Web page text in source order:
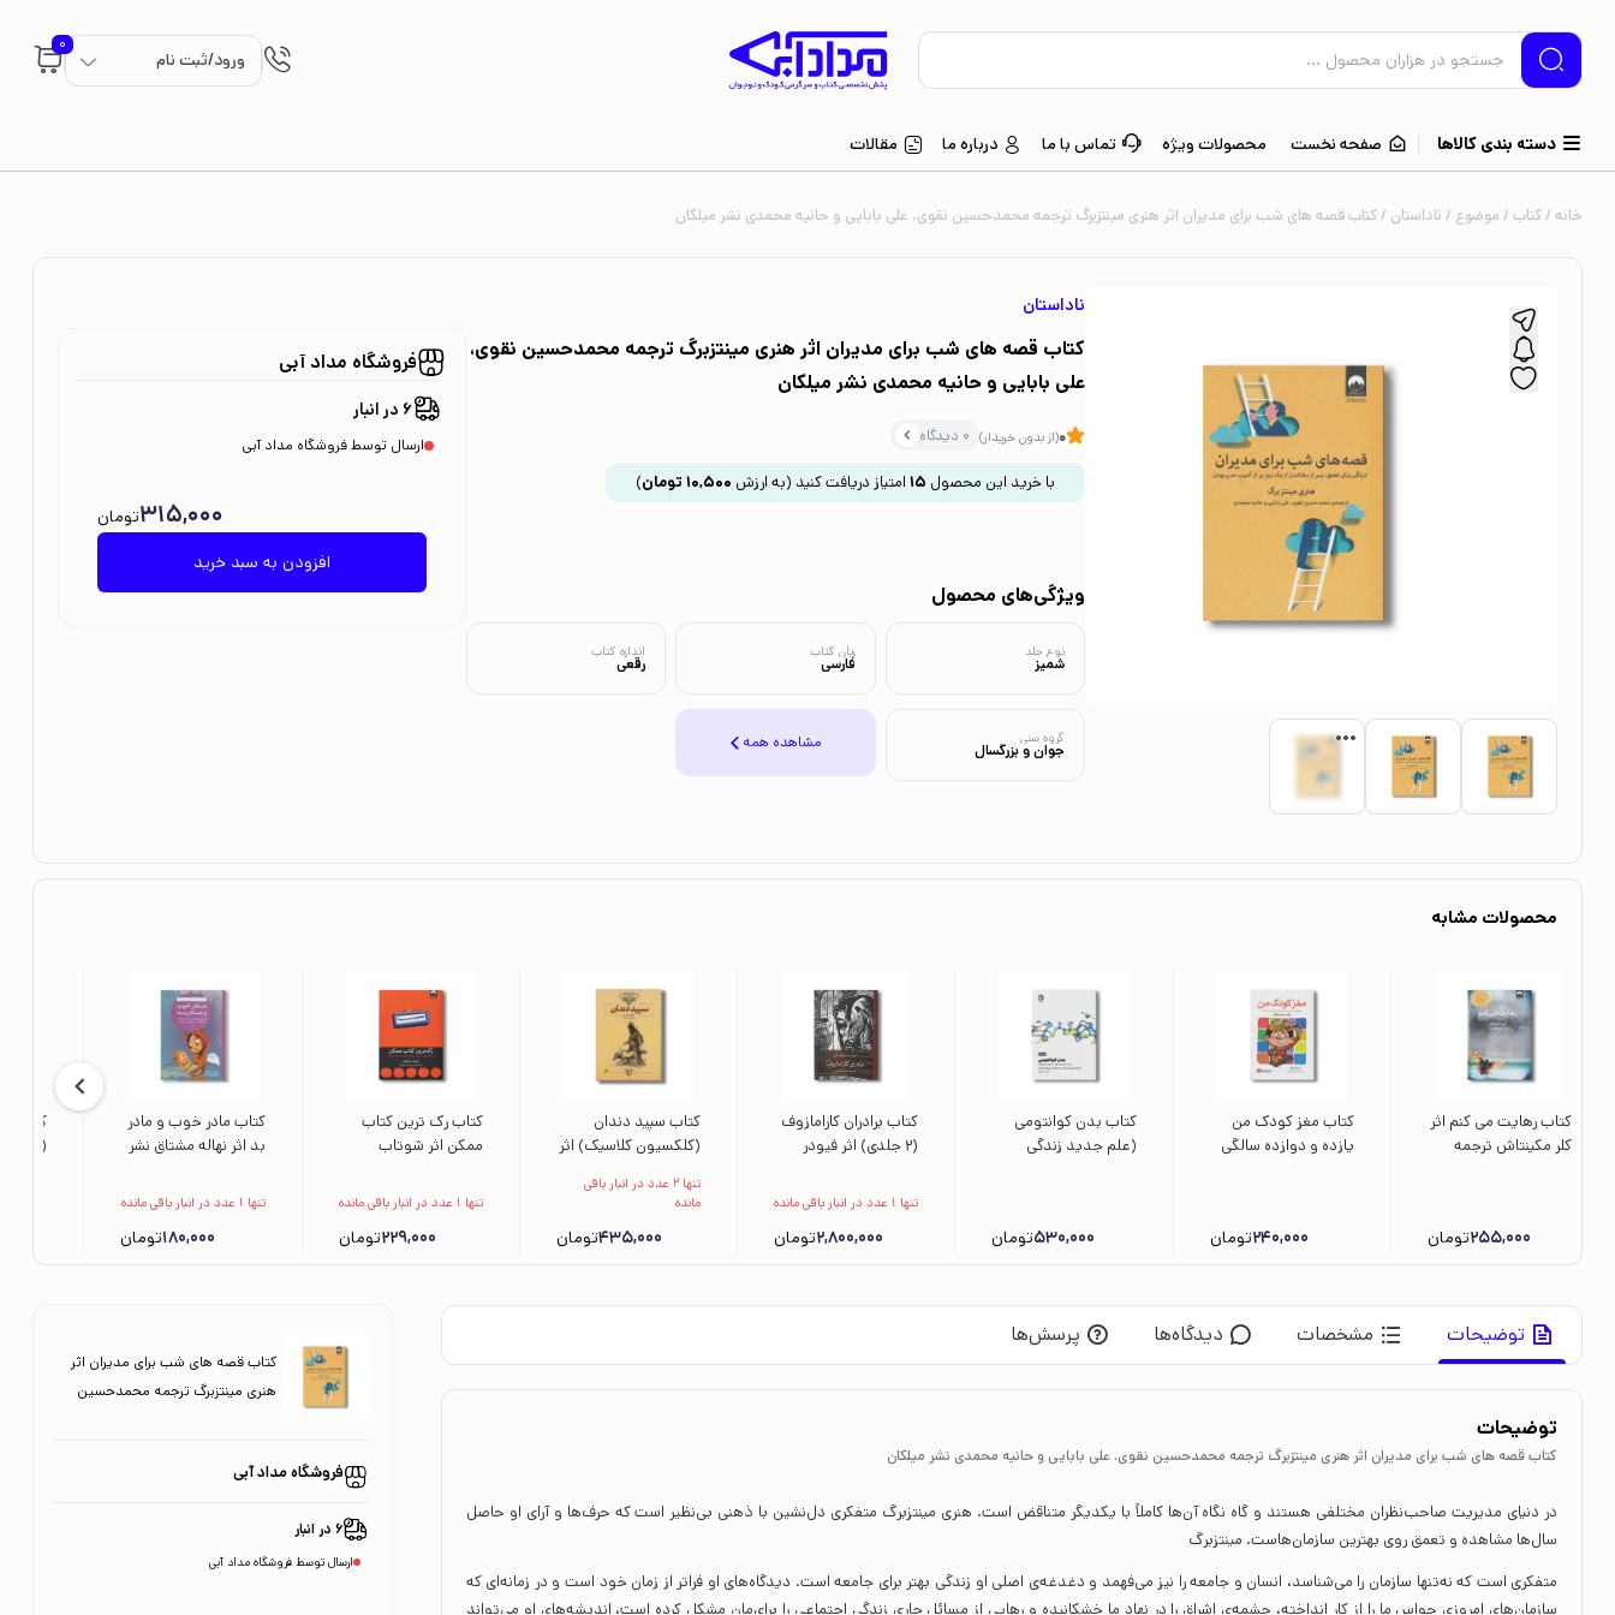
ورود/ثبت نام
0
دسته بندی کالاها صفحه نخست محصولات ویژه تماس با ما درباره ما مقالات
خانه/کتاب/ موضوع / ناداستان / کتاب قصه های شب برای مدیران اثر هنری مینتزبرگ ترجمه محمدحسین نقوی، علی بابایی و حانیه محمدی نشر میلکان
ناداستان
کتاب قصه های شب برای مدیران اثر هنری مینتزبرگ ترجمه محمدحسین نقوی،
علی بابایی و حانیه محمدی نشر میلکان
0(از بدون خریدار) 0 دیدگاه
با خرید این محصول 15 امتیاز دریافت کنید (به ارزش 10,500 تومان)
ویژگی‌های محصول
نوع جلد
شمیز
زبان کتاب
فارسی
اندازه کتاب
رقعی
گروه سنی
جوان و بزرگسال مشاهده همه
فروشگاه مداد آبی
6 در انبار
ارسال توسط فروشگاه مداد آبی
افزودن به سبد خرید
315,000تومان
محصولات مشابه
کتاب رهایت می کنم اثر
کلر مکینتاش ترجمه
255,000تومان
کتاب مغز کودک من
یازده و دوازده سالگی
240,000تومان
کتاب بدن کوانتومی
(علم جدید زندگی
و برایان فرتیگ ترجمه
ناهید سپهرپور نشر مون
530,000تومان
کتاب برادران کارامازوف
(2 جلدی) اثر فیودر
میترا نظریان نشر ثالث
تنها 1 عدد در انبار باقی مانده
2,800,000تومان
کتاب سپید دندان
(کلکسیون کلاسیک) اثر
محسن سلیمانی نشر
تنها 2 عدد در انبار باقی
مانده
435,000تومان
کتاب رک ترین کتاب
ممکن اثر شوتاب
حسن رضوی نشر میلکان
تنها 1 عدد در انبار باقی مانده
229,000تومان
کتاب مادر خوب و مادر
بد اثر نهاله مشتاق نشر
تنها 1 عدد در انبار باقی مانده
180,000تومان
کتاب
توضیحات مشخصات دیدگاه‌ها پرسش‌ها
توضیحات
کتاب قصه های شب برای مدیران اثر هنری مینتزبرگ ترجمه محمدحسین نقوی، علی بابایی و حانیه محمدی نشر میلکان
در دنیای مدیریت صاحب‌نظران مختلفی هستند و گاه نگاه آن‌ها کاملاً با یکدیگر متناقض است. هنری مینتزبرگ متفکری دل‌نشین با ذهنی بی‌نظیر است که حرف‌ها و آرای او حاصل
سال‌ها مشاهده و تعمق روی بهترین سازمان‌هاست. مینتزبرگ
متفکری است که نه‌تنها سازمان را می‌شناسد، انسان و جامعه را نیز می‌فهمد و دغدغه‌ی اصلی او زندگی بهتر برای جامعه است. دیدگاه‌های او فراتر از زمان خود است و در زمانه‌ای که
سازمان‌های امروزی حواس ما را از کار انداخته، چشمه‌ی اشراق را در نهاد ما خشکانیده و رهایی از مسائل جاریِ زندگی اجتماعی را برای‌مان مشکل کرده است، اندیشه‌های او می‌تواند
کتاب قصه های شب برای مدیران اثر
هنری مینتزبرگ ترجمه محمدحسین
فروشگاه مداد آبی
6 در انبار
ارسال توسط فروشگاه مداد آبی